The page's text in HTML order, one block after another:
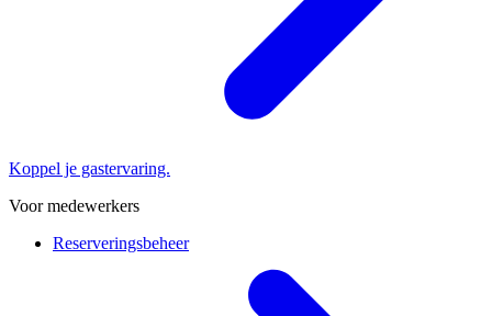
Koppel je gastervaring.
Voor medewerkers
Reserveringsbeheer